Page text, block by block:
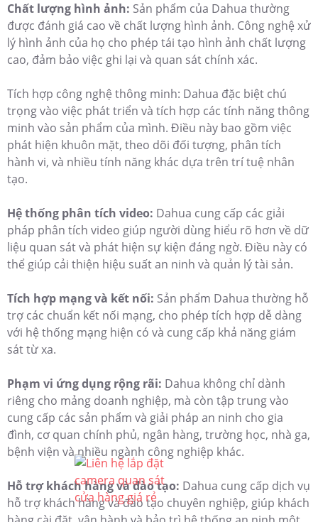
Chất lượng hình ảnh: Sản phẩm của Dahua thường
được đánh giá cao về chất lượng hình ảnh. Công nghệ xử
lý hình ảnh của họ cho phép tái tạo hình ảnh chất lượng
cao, đảm bảo việc ghi lại và quan sát chính xác.
Tích hợp công nghệ thông minh: Dahua đặc biệt chú
trọng vào việc phát triển và tích hợp các tính năng thông
minh vào sản phẩm của mình. Điều này bao gồm việc
phát hiện khuôn mặt, theo dõi đối tượng, phân tích
hành vi, và nhiều tính năng khác dựa trên trí tuệ nhân
tạo.
Hệ thống phân tích video: Dahua cung cấp các giải
pháp phân tích video giúp người dùng hiểu rõ hơn về dữ
liệu quan sát và phát hiện sự kiện đáng ngờ. Điều này có
thể giúp cải thiện hiệu suất an ninh và quản lý tài sản.
Tích hợp mạng và kết nối: Sản phẩm Dahua thường hỗ
trợ các chuẩn kết nối mạng, cho phép tích hợp dễ dàng
với hệ thống mạng hiện có và cung cấp khả năng giám
sát từ xa.
Phạm vi ứng dụng rộng rãi: Dahua không chỉ dành
riêng cho mảng doanh nghiệp, mà còn tập trung vào
cung cấp các sản phẩm và giải pháp an ninh cho gia
đình, cơ quan chính phủ, ngân hàng, trường học, nhà ga,
bệnh viện và nhiều ngành công nghiệp khác.
Hỗ trợ khách hàng và đào tạo: Dahua cung cấp dịch vụ
hỗ trợ khách hàng và đào tạo chuyên nghiệp, giúp khách